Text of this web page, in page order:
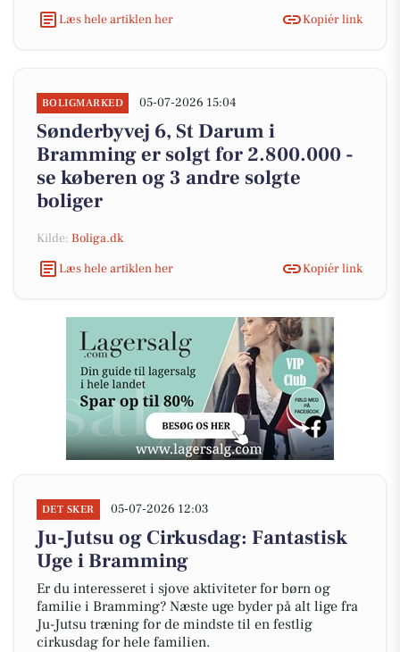
Læs hele artiklen her
Kopiér link
BOLIGMARKED 05-07-2026 15:04
Sønderbyvej 6, St Darum i
Bramming er solgt for 2.800.000 -
se køberen og 3 andre solgte
boliger
Kilde: Boliga.dk
Læs hele artiklen her
Kopiér link
DET SKER 05-07-2026 12:03
Ju-Jutsu og Cirkusdag: Fantastisk
Uge i Bramming
Er du interesseret i sjove aktiviteter for børn og
familie i Bramming? Næste uge byder på alt lige fra
Ju-Jutsu træning for de mindste til en festlig
cirkusdag for hele familien.